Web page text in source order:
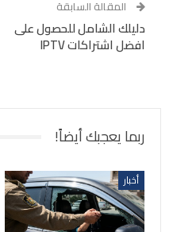
المقالة السابقة
دليلك الشامل للحصول على
افضل اشتراكات IPTV
ربما يعجبك أيضاً!
أخبار